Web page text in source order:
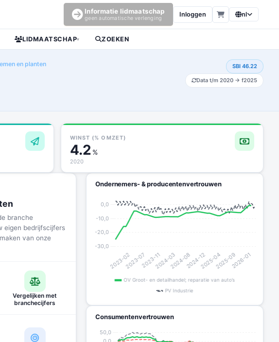
Informatie lidmaatschap
geen automatische verlenging
Inloggen nl
LIDMAATSCHAP▾ ZOEKEN
en planten SBI 46.22
Data t/m 2020 → f2025
WINST (% OMZET)
4.2%
2020
branche
eigen bedrijfscijfers
van onze
Vergelijken met
branchecijfers
Ondernemers- & producentenvertrouwen
Consumentenvertrouwen